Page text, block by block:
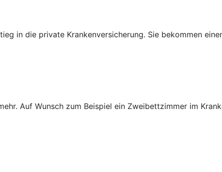
in die private Krankenversicherung. Sie bekommen
Auf Wunsch zum Beispiel ein Zweibettzimmer im